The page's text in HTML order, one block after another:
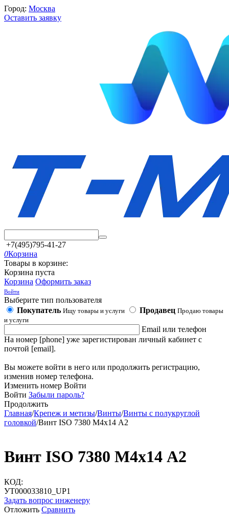
Город: Москва
Оставить заявку
+7(495)795-41-27
0Корзина
Товары в корзине:
Корзина пуста
Корзина Оформить заказ
Войти
Выберите тип пользователя
Покупатель Ищу товары и услуги Продавец Продаю товары
и услуги
Email или телефон
На номер [phone] уже зарегистирован личный кабинет с
почтой [email].
Вы можете войти в него или продолжить регистрацию,
изменив номер телефона.
Изменить номер Войти
Войти Забыли пароль?
Продолжить
Главная/Крепеж и метизы/Винты/Винты с полукруглой
головкой/Винт ISO 7380 М4х14 А2
Винт ISO 7380 М4х14 А2
КОД:
УТ000033810_UP1
Задать вопрос инженеру
Отложить Сравнить